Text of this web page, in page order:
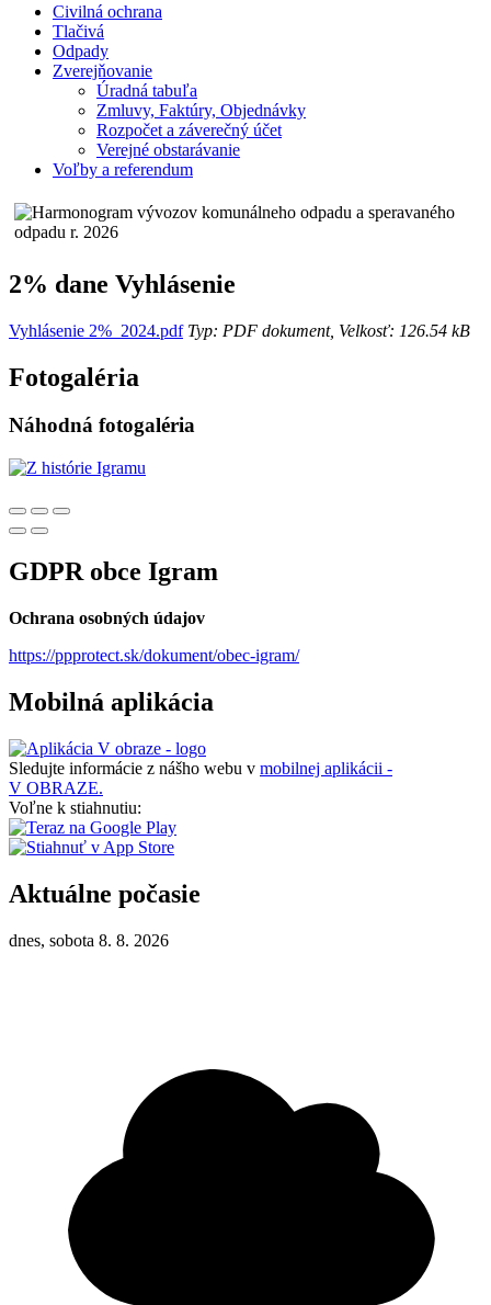
Civilná ochrana
Tlačivá
Odpady
Zverejňovanie
Úradná tabuľa
Zmluvy, Faktúry, Objednávky
Rozpočet a záverečný účet
Verejné obstarávanie
Voľby a referendum
2% dane Vyhlásenie
Vyhlásenie 2%_2024.pdfTyp: PDF dokument, Velkosť: 126.54 kB
Fotogaléria
Náhodná fotogaléria
GDPR obce Igram
Ochrana osobných údajov
https://ppprotect.sk/dokument/obec-igram/
Mobilná aplikácia
Sledujte informácie z nášho webu v mobilnej aplikácii -
V OBRAZE.
Voľne k stiahnutiu:
Aktuálne počasie
dnes, sobota 8. 8. 2026